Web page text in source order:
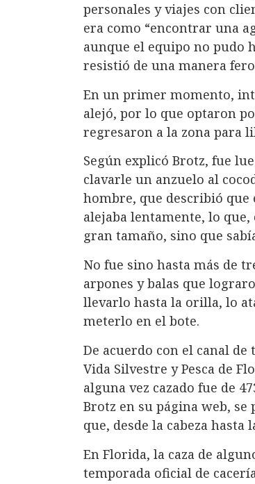
personales y viajes con
era como “encontrar una
aunque el equipo no pudo
resistió de una manera
En un primer momento,
alejó, por lo que optaron
regresaron a la zona para
Según explicó Brotz, fue
clavarle un anzuelo al
hombre, que describió que
alejaba lentamente, lo
gran tamaño, sino que
No fue sino hasta más de
arpones y balas que
llevarlo hasta la orilla, lo
meterlo en el bote.
De acuerdo con el canal
Vida Silvestre y Pesca de
alguna vez cazado fue de
Brotz en su página web,
que, desde la cabeza
En Florida, la caza de
temporada oficial de